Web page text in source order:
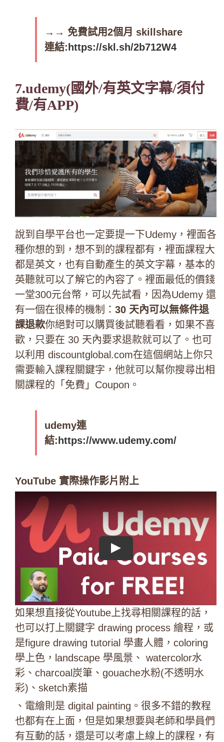
→→ 免費試用2個月 skillshare
連結: https://skl.sh/2b712W4
7.udemy(國外/有英文字幕/須付
費/有APP)
說到自學平台也一定要提一下Udemy，裡面各
種你想的到，想不到的課程都有，裡面課程大
都是英文，也有自動產生的英文字幕，基本的
英聽就可以了解它的內容了。裡面最低的價錢
一堂300元台幣，可以先試看，因為Udemy 還
有一個在很棒的機制： 30 天內可以無條件退
課退款你絕對可以購買後試聽看看，如果不喜
歡，只要在 30 天內要求退款就可以了。 也可
以利用 discountglobal.com在這個網站上你只
需要輸入課程關鍵字，他就可以幫你搜尋出相
關課程的「免費」Coupon。
udemy連
結: https://www.udemy.com/
YouTube 實際操作影片附上
Play
如果想直接從Youtube上找尋相關課程的話，
也可以打上關鍵字 drawing process 繪程，或
是figure drawing tutorial 學畫人體，coloring
學上色，landscape 學風景、 watercolor水
彩、charcoal炭筆、gouache水粉(不透明水
彩)、sketch素描
、電繪則是 digital painting。很多不錯的教程
也都有在上面，但是如果想要與老師和學員們
有互動的話，還是可以考慮上線上的課程，有